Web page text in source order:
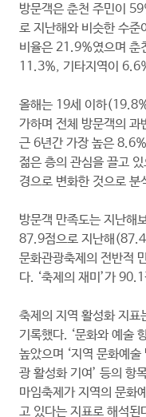
방문객은 춘천 주민이
로 지난해와 비슷한 수준
비율은 21.9%였으며 춘
11.3%, 기타지역이
올해는 19세 이하
가하며 전체 방문객의 과
근 6년간 가장 높은
젊은 층의 관심을 끌고
경으로 변화한 것으로 분
방문객 만족도는 지난해
87.9점으로 지난해
문화관광축제의 전반적
다. ‘축제의 재미’가
축제의 지역 활성화 지
기록했다. ‘문화와 예술
높았으며 ‘지역 문화예술
광 활성화 기여’ 등의 항
마임축제가 지역의 문화
고 있다는 지표로 해석된